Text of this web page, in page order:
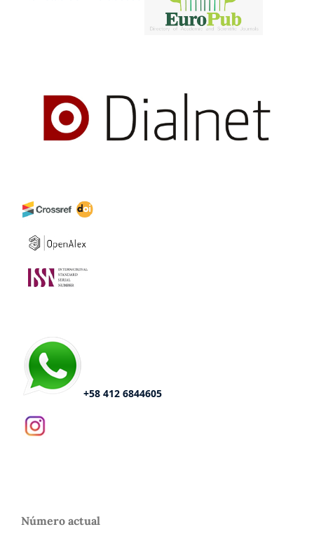
+58 412 6844605
Número actual